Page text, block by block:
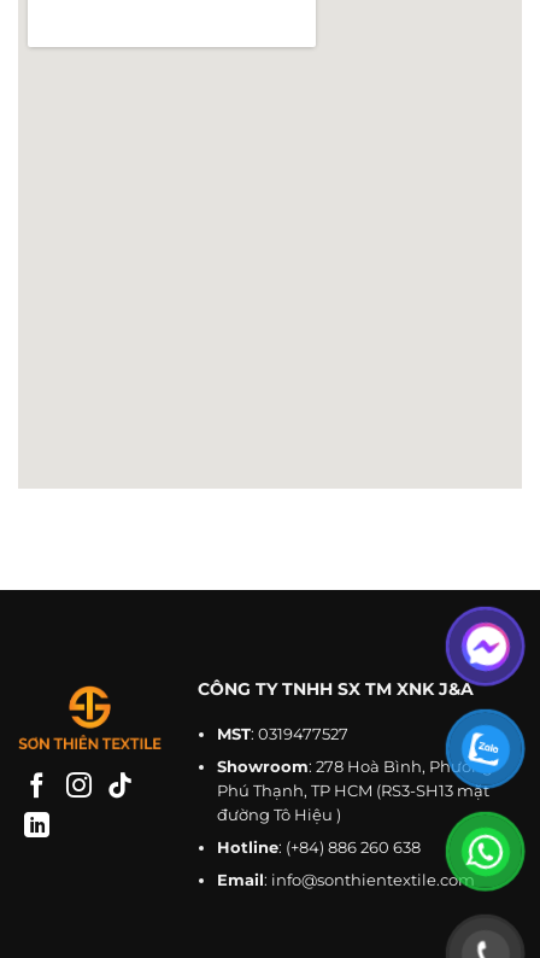
CÔNG TY TNHH SX TM XNK J&A
MST: 0319477527
Showroom: 278 Hoà Bình, Phường
Phú Thạnh, TP HCM (RS3-SH13 mặt
đường Tô Hiệu )
Hotline: (+84) 886 260 638
Email: info@sonthientextile.com